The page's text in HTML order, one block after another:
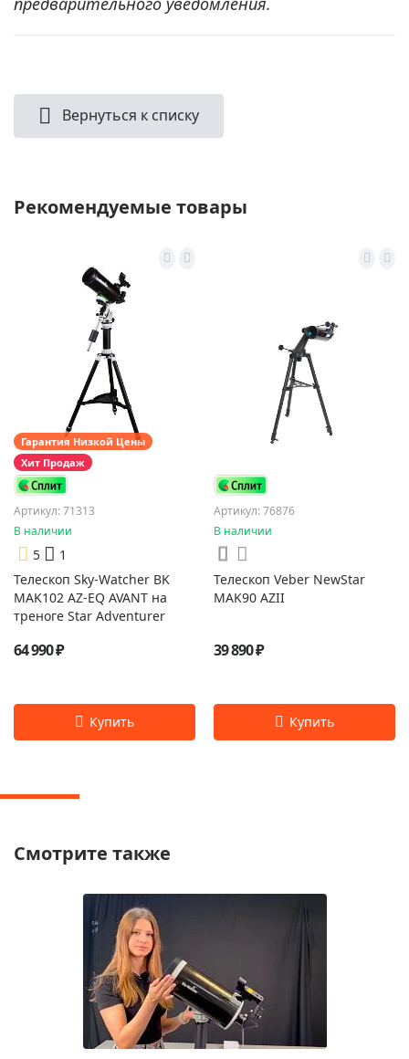
Вернуться к списку
Рекомендуемые товары
Гарантия Низкой Цены
Хит Продаж
Артикул: 71313
В наличии
5
1
Телескоп Sky-Watcher BK
MAK102 AZ-EQ AVANT на
треноге Star Adventurer
64 990 ₽
Артикул: 76876
В наличии
Телескоп Veber NewStar
MAK90 AZII
39 890 ₽
Смотрите также